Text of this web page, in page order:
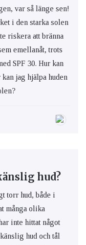
var så länge sen!
i den starka solen
riskera att bränna
emellanåt, trots
SPF 30. Hur kan
jag hjälpa huden
hud?
torr hud, både i
många olika
inte hittat något
hud och tål